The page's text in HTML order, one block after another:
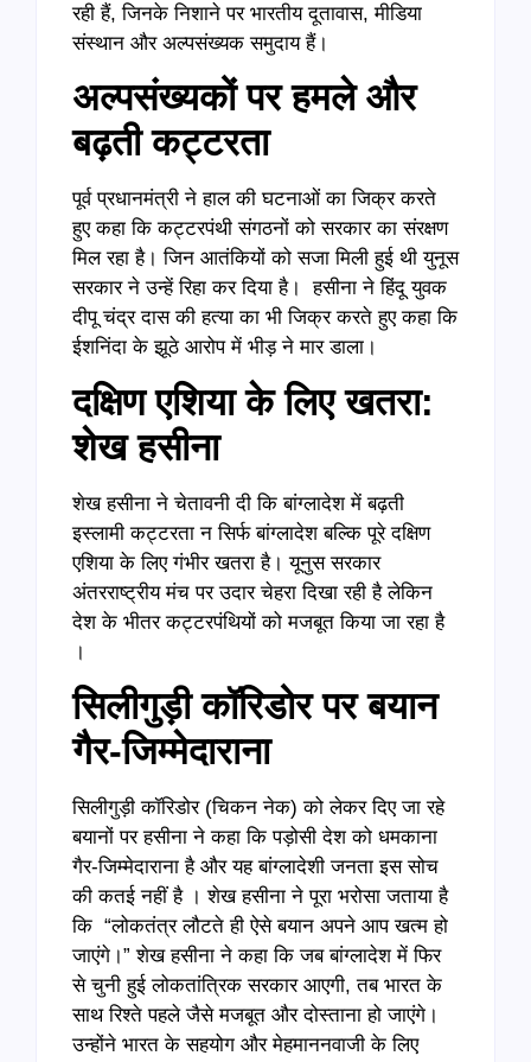
रही हैं, जिनके निशाने पर भारतीय दूतावास, मीडिया
संस्थान और अल्पसंख्यक समुदाय हैं।
अल्पसंख्यकों पर हमले और
बढ़ती कट्टरता
पूर्व प्रधानमंत्री ने हाल की घटनाओं का जिक्र करते
हुए कहा कि कट्टरपंथी संगठनों को सरकार का संरक्षण
मिल रहा है। जिन आतंकियों को सजा मिली हुई थी युनूस
सरकार ने उन्हें रिहा कर दिया है। हसीना ने हिंदू युवक
दीपू चंद्र दास की हत्या का भी जिक्र करते हुए कहा कि
ईशनिंदा के झूठे आरोप में भीड़ ने मार डाला।
दक्षिण एशिया के लिए खतरा:
शेख हसीना
शेख हसीना ने चेतावनी दी कि बांग्लादेश में बढ़ती
इस्लामी कट्टरता न सिर्फ बांग्लादेश बल्कि पूरे दक्षिण
एशिया के लिए गंभीर खतरा है। यूनुस सरकार
अंतरराष्ट्रीय मंच पर उदार चेहरा दिखा रही है लेकिन
देश के भीतर कट्टरपंथियों को मजबूत किया जा रहा है
।
सिलीगुड़ी कॉरिडोर पर बयान
गैर-जिम्मेदाराना
सिलीगुड़ी कॉरिडोर (चिकन नेक) को लेकर दिए जा रहे
बयानों पर हसीना ने कहा कि पड़ोसी देश को धमकाना
गैर-जिम्मेदाराना है और यह बांग्लादेशी जनता इस सोच
की कतई नहीं है । शेख हसीना ने पूरा भरोसा जताया है
कि “लोकतंत्र लौटते ही ऐसे बयान अपने आप खत्म हो
जाएंगे।” शेख हसीना ने कहा कि जब बांग्लादेश में फिर
से चुनी हुई लोकतांत्रिक सरकार आएगी, तब भारत के
साथ रिश्ते पहले जैसे मजबूत और दोस्ताना हो जाएंगे।
उन्होंने भारत के सहयोग और मेहमाननवाजी के लिए